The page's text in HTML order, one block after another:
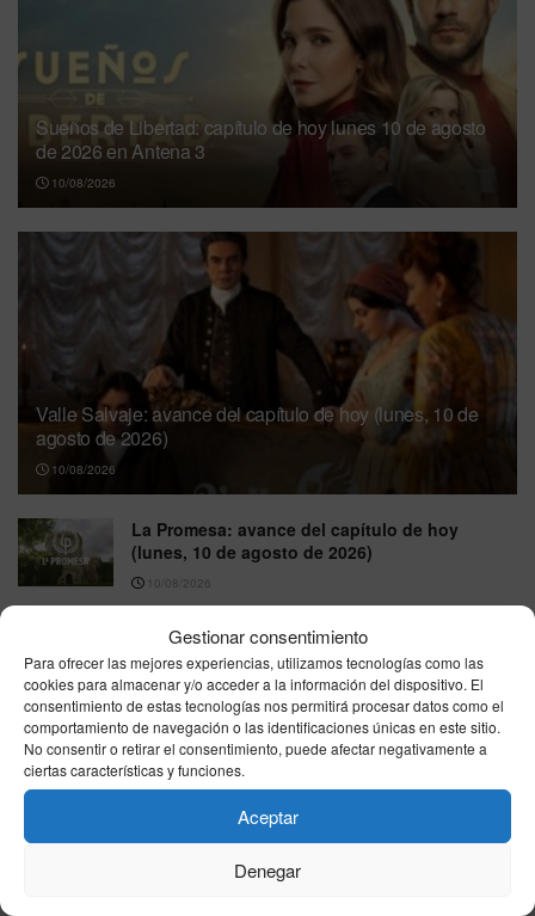
Gestionar consentimiento
Para ofrecer las mejores experiencias, utilizamos tecnologías como las
cookies para almacenar y/o acceder a la información del dispositivo. El
consentimiento de estas tecnologías nos permitirá procesar datos como el
comportamiento de navegación o las identificaciones únicas en este sitio.
No consentir o retirar el consentimiento, puede afectar negativamente a
ciertas características y funciones.
Aceptar
Denegar
Sueños de Libertad: capítulo de hoy lunes 10 de agosto
de 2026 en Antena 3
10/08/2026
Valle Salvaje: avance del capítulo de hoy (lunes, 10 de
agosto de 2026)
10/08/2026
La Promesa: avance del capítulo de hoy
(lunes, 10 de agosto de 2026)
10/08/2026
Qué ver esta noche en la tele, lunes 10 de
agosto de 2026: charlas, entrevistas y el gran
tirón del prime time
10/08/2026
Avances de series y TV: lo que llega esta
semana (lunes 10 de agosto de 2026)
laSexta con Alberto Chicote y promete “extra